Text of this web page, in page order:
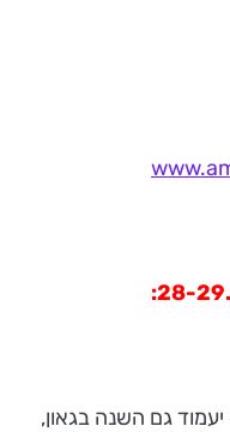
בליבו של פסטיבל בשביל היין ה-6 יעמוד גם השנה בגאון,